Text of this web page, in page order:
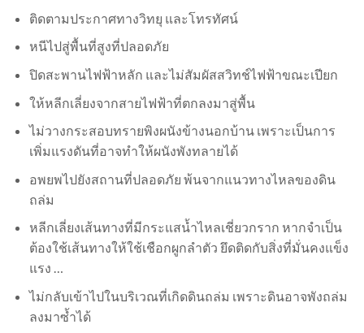
ติดตามประกาศทางวิทยุ และโทรทัศน์
หนีไปสู่พื้นที่สูงที่ปลอดภัย
ปิดสะพานไฟฟ้าหลัก และไม่สัมผัสสวิทช์ไฟฟ้าขณะเปียก
ให้หลีกเลี่ยงจากสายไฟฟ้าที่ตกลงมาสู่พื้น
ไม่วางกระสอบทรายพิงผนังข้างนอกบ้าน เพราะเป็นการ
เพิ่มแรงดันที่อาจทำให้ผนังพังทลายได้
อพยพไปยังสถานที่ปลอดภัย พ้นจากแนวทางไหลของดิน
ถล่ม
หลีกเลี่ยงเส้นทางที่มีกระแสน้ำไหลเชี่ยวกราก หากจำเป็น
ต้องใช้เส้นทางให้ใช้เชือกผูกลำตัว ยึดติดกับสิ่งที่มั่นคงแข็ง
แรง …
ไม่กลับเข้าไปในบริเวณที่เกิดดินถล่ม เพราะดินอาจพังถล่ม
ลงมาซ้ำได้